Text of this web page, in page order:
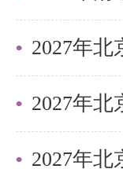
对于考研
识，适
学成像
以上是关
2027年
2027年